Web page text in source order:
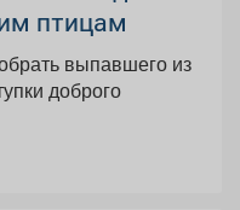
птицам
выпавшего из
доброго